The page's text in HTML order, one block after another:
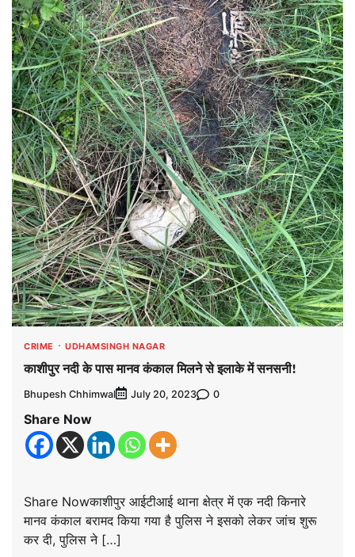
CRIME UDHAMSINGH NAGAR
काशीपुर नदी के पास मानव कंकाल मिलने से इलाके में सनसनी!
Bhupesh Chhimwal July 20, 2023 0
Share Now
Share Nowकाशीपुर आईटीआई थाना क्षेत्र में एक नदी किनारे
मानव कंकाल बरामद किया गया है पुलिस ने इसको लेकर जांच शुरू
कर दी, पुलिस ने […]